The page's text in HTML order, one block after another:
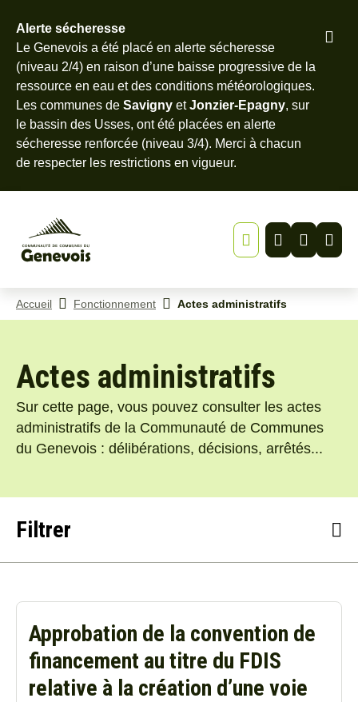
Alerte sécheresse
Le Genevois a été placé en alerte sécheresse
(niveau 2/4) en raison d’une baisse progressive de la
ressource en eau et des conditions météorologiques.
Les communes de Savigny etJonzier-Epagny, sur
le bassin des Usses, ont été placées en alerte
sécheresse renforcée (niveau 3/4). Merci à chacun
de respecter les restrictions en vigueur.
Accueil Fonctionnement Actes administratifs
Actes administratifs
Sur cette page, vous pouvez consulter les actes
administratifs de la Communauté de Communes
du Genevois : délibérations, décisions, arrêtés...
Filtrer
Type de document
Période du
Approbation de la convention de
financement au titre du FDIS
relative à la création d’une voie